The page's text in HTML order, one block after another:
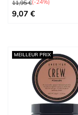
11,95 €(-24%)
Prix spécial
9,07 €
MEILLEUR PRIX